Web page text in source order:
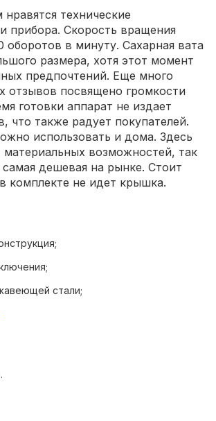
технические
прибора. Скорость вращения
оборотов в минуту. Сахарная вата
размера, хотя этот момент
предпочтений. Еще много
отзывов посвящено громкости
готовки аппарат не издает
что также радует покупателей.
использовать и дома. Здесь
материальных возможностей, так
дешевая на рынке. Стоит
комплекте не идет крышка.
стали;